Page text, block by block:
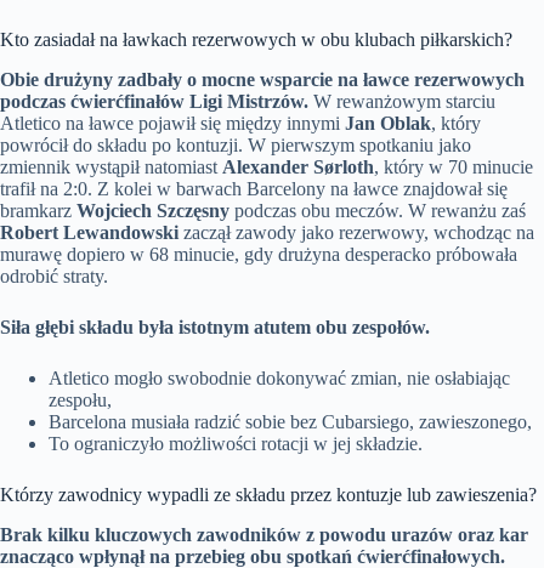
Kto zasiadał na ławkach rezerwowych w obu klubach piłkarskich?
Obie drużyny zadbały o mocne wsparcie na ławce rezerwowych
podczas ćwierćfinałów Ligi Mistrzów. W rewanżowym starciu
Atletico na ławce pojawił się między innymi Jan Oblak, który
powrócił do składu po kontuzji. W pierwszym spotkaniu jako
zmiennik wystąpił natomiast Alexander Sørloth, który w 70 minucie
trafił na 2:0. Z kolei w barwach Barcelony na ławce znajdował się
bramkarz Wojciech Szczęsny podczas obu meczów. W rewanżu zaś
Robert Lewandowski zaczął zawody jako rezerwowy, wchodząc na
murawę dopiero w 68 minucie, gdy drużyna desperacko próbowała
odrobić straty.
Siła głębi składu była istotnym atutem obu zespołów.
Atletico mogło swobodnie dokonywać zmian, nie osłabiając
zespołu,
Barcelona musiała radzić sobie bez Cubarsiego, zawieszonego,
To ograniczyło możliwości rotacji w jej składzie.
Którzy zawodnicy wypadli ze składu przez kontuzje lub zawieszenia?
Brak kilku kluczowych zawodników z powodu urazów oraz kar
znacząco wpłynął na przebieg obu spotkań ćwierćfinałowych.